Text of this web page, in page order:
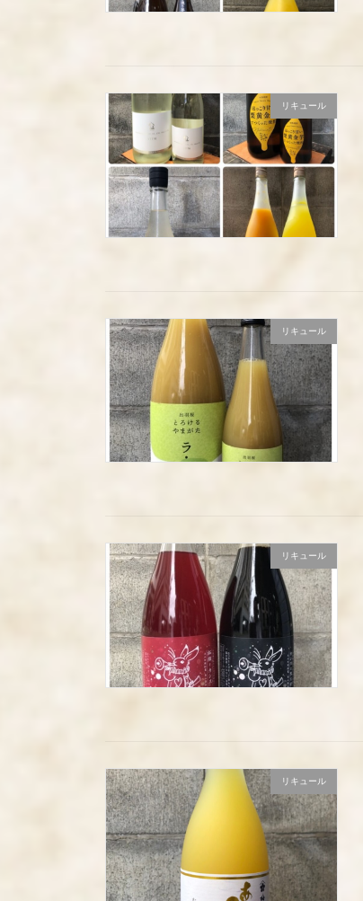
リキュール
リキュール
リキュール
リキュール